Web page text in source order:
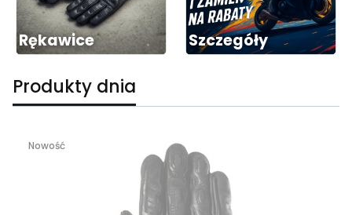
Rękawice Szczegóły
Produkty dnia
Nowość